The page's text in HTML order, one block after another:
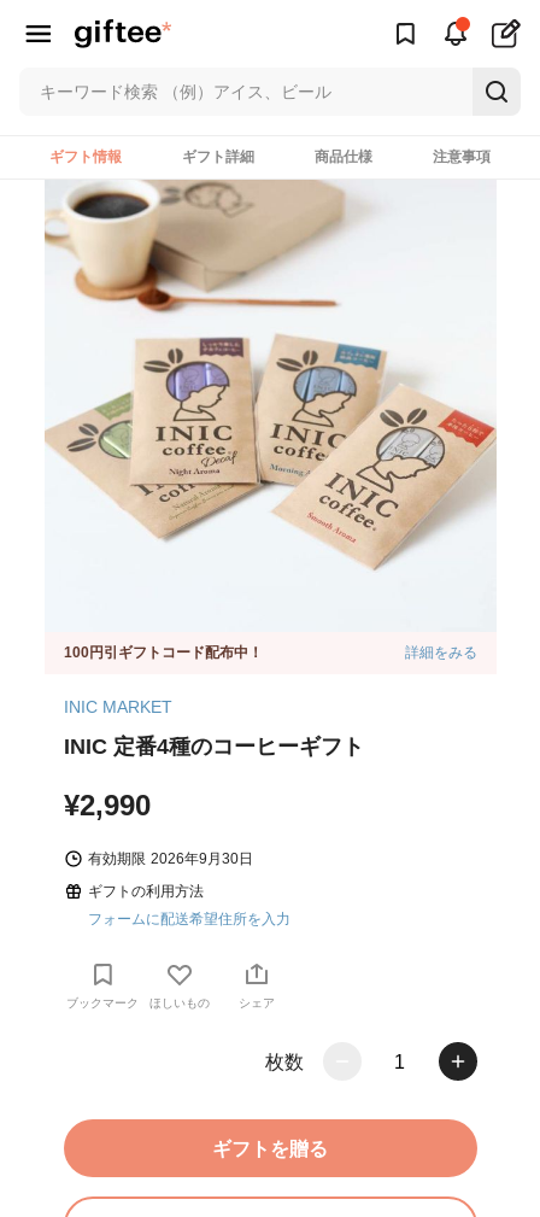
ギフト情報 ギフト詳細 商品仕様 注意事項
100円引ギフトコード配布中！ 詳細をみる
INIC MARKET
INIC 定番4種のコーヒーギフト
¥2,990
有効期限 2026年9月30日
ギフトの利用方法
フォームに配送希望住所を入力
ブックマーク ほしいもの シェア
枚数 1
ギフトを贈る